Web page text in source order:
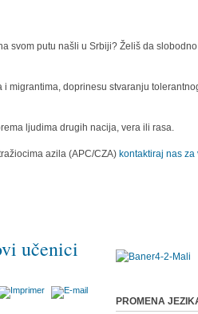
svom putu našli u Srbiji? Želiš da
migrantima, doprinesu stvaranju
ljudima drugih nacija, vera ili rasa.
azila (APC/CZA) kontaktiraj nas
učenici
PROMENA